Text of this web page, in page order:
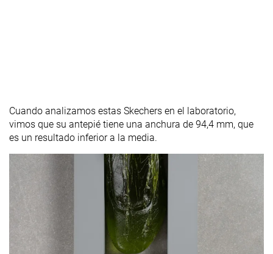
Cuando analizamos estas Skechers en el laboratorio,
vimos que su antepié tiene una anchura de 94,4 mm, que
es un resultado inferior a la media.